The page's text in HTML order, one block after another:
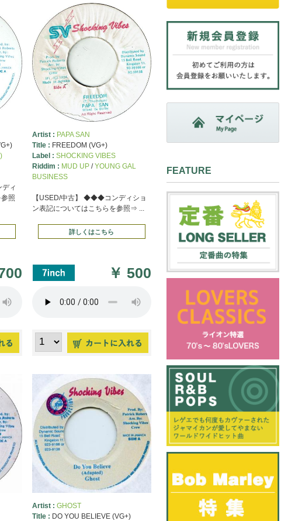
ィ
照
Artist : PAPA SAN
Title : FREEDOM (VG+)
Label : SHOCKING VIBES
Riddim : MUD UP/YOUNG GAL
BUSINESS
【USED/中古】 ◆◆◆コンディショ
ン表記についてはこちらを参照⇒ ...
詳しくはこちら
￥ 500
Artist : GHOST
Title : DO YOU BELIEVE (VG+)
FEATURE